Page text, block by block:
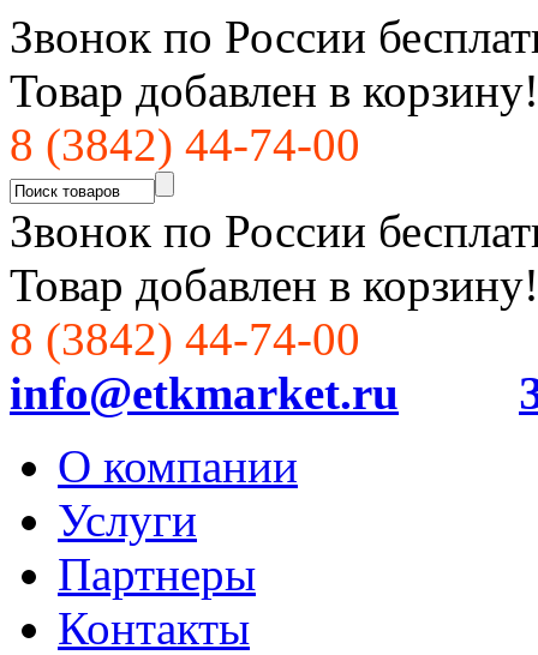
Звонок по России
Товар добавлен в корзину!
8 (3842) 44-74-00
Звонок по России
Товар добавлен в корзину!
8 (3842) 44-74-00
info@etkmarket.ru
О компании
Услуги
Партнеры
Контакты